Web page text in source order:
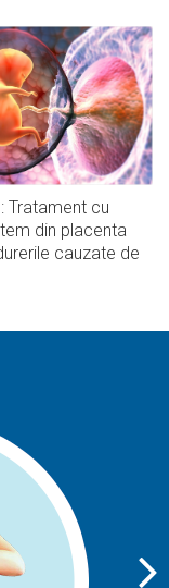
Tratament cu
din placenta
cauzate de